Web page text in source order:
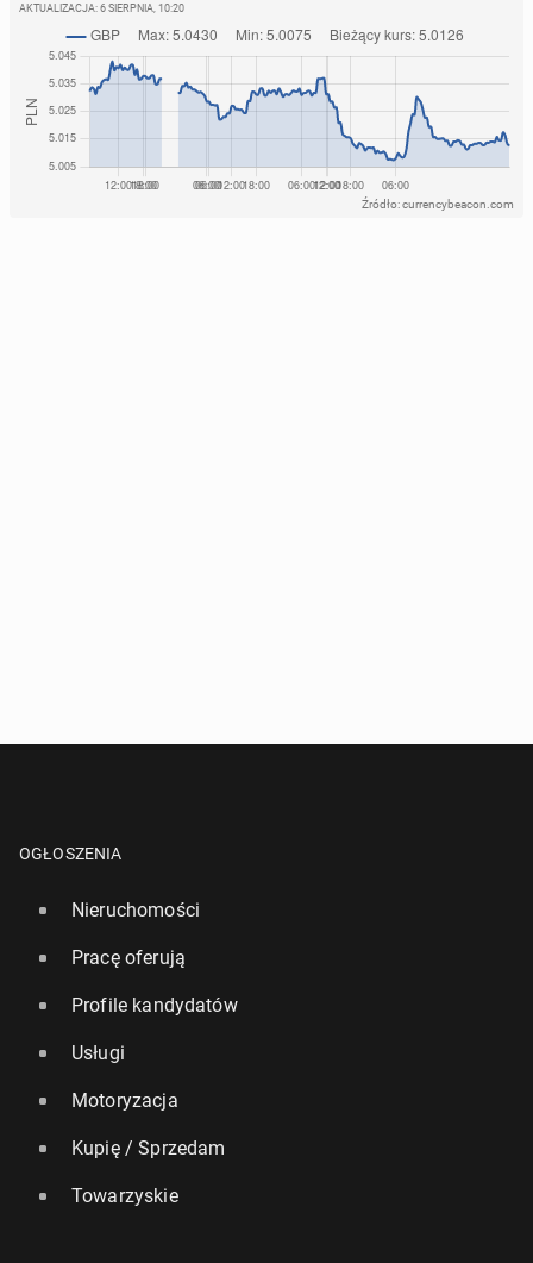
AKTUALIZACJA: 6 SIERPNIA, 10:20
Źródło: currencybeacon.com
OGŁOSZENIA
Nieruchomości
Pracę oferują
Profile kandydatów
Usługi
Motoryzacja
Kupię / Sprzedam
Towarzyskie